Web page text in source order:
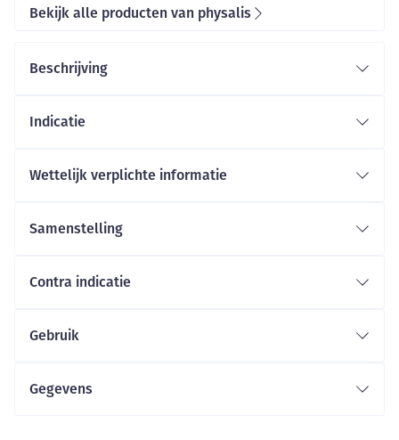
Bekijk alle producten van physalis
Beschrijving
Indicatie
Wettelijk verplichte informatie
Samenstelling
Contra indicatie
Gebruik
Gegevens